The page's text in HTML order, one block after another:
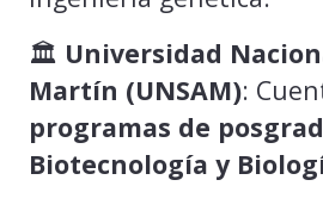
🏛️ Universidad
Martín (UNSAM):
programas de
Biotecnología y